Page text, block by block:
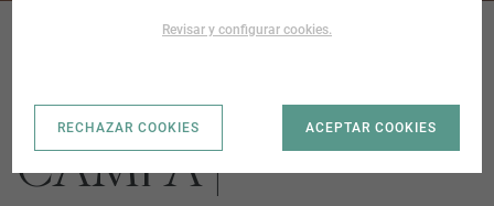
SECTOR CAN
CAMPA |
Revisar y configurar cookies.
RECHAZAR COOKIES ACEPTAR COOKIES